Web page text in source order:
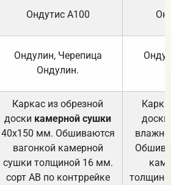
Ондутис А100
Ондулин, Черепица
Ондулин.
Каркас из обрезной
доски камерной сушки
40х150 мм. Обшиваются
вагонкой камерной
сушки толщиной 16 мм.
сорт АВ по контррейке
доски